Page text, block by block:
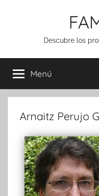
Descubre los
Menú
Arnaitz Perujo